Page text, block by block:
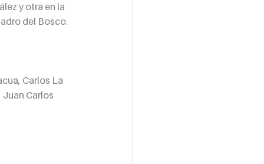
y otra en la
del Bosco.
, Carlos La
Juan Carlos